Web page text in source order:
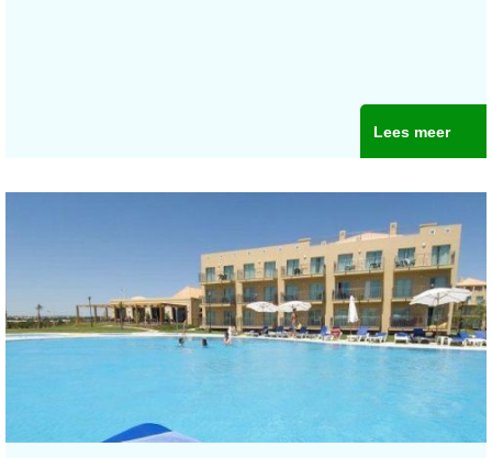
Lees meer